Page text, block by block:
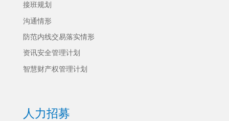
接班规划
沟通情形
防范内线交易落实情形
资讯安全管理计划
智慧财产权管理计划
人力招募